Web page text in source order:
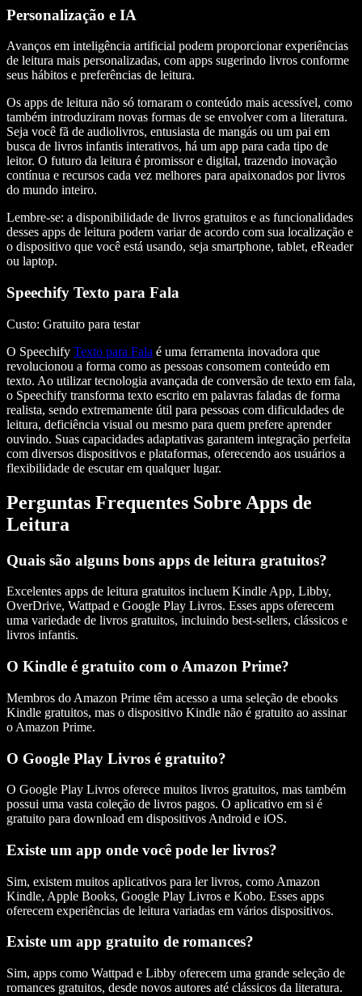
Personalização e IA
Avanços em inteligência artificial podem proporcionar experiências
de leitura mais personalizadas, com apps sugerindo livros conforme
seus hábitos e preferências de leitura.
Os apps de leitura não só tornaram o conteúdo mais acessível, como
também introduziram novas formas de se envolver com a literatura.
Seja você fã de audiolivros, entusiasta de mangás ou um pai em
busca de livros infantis interativos, há um app para cada tipo de
leitor. O futuro da leitura é promissor e digital, trazendo inovação
contínua e recursos cada vez melhores para apaixonados por livros
do mundo inteiro.
Lembre-se: a disponibilidade de livros gratuitos e as funcionalidades
desses apps de leitura podem variar de acordo com sua localização e
o dispositivo que você está usando, seja smartphone, tablet, eReader
ou laptop.
Speechify Texto para Fala
Custo: Gratuito para testar
O Speechify Texto para Fala é uma ferramenta inovadora que
revolucionou a forma como as pessoas consomem conteúdo em
texto. Ao utilizar tecnologia avançada de conversão de texto em fala,
o Speechify transforma texto escrito em palavras faladas de forma
realista, sendo extremamente útil para pessoas com dificuldades de
leitura, deficiência visual ou mesmo para quem prefere aprender
ouvindo. Suas capacidades adaptativas garantem integração perfeita
com diversos dispositivos e plataformas, oferecendo aos usuários a
flexibilidade de escutar em qualquer lugar.
Perguntas Frequentes Sobre Apps de
Leitura
Quais são alguns bons apps de leitura gratuitos?
Excelentes apps de leitura gratuitos incluem Kindle App, Libby,
OverDrive, Wattpad e Google Play Livros. Esses apps oferecem
uma variedade de livros gratuitos, incluindo best-sellers, clássicos e
livros infantis.
O Kindle é gratuito com o Amazon Prime?
Membros do Amazon Prime têm acesso a uma seleção de ebooks
Kindle gratuitos, mas o dispositivo Kindle não é gratuito ao assinar
o Amazon Prime.
O Google Play Livros é gratuito?
O Google Play Livros oferece muitos livros gratuitos, mas também
possui uma vasta coleção de livros pagos. O aplicativo em si é
gratuito para download em dispositivos Android e iOS.
Existe um app onde você pode ler livros?
Sim, existem muitos aplicativos para ler livros, como Amazon
Kindle, Apple Books, Google Play Livros e Kobo. Esses apps
oferecem experiências de leitura variadas em vários dispositivos.
Existe um app gratuito de romances?
Sim, apps como Wattpad e Libby oferecem uma grande seleção de
romances gratuitos, desde novos autores até clássicos da literatura.